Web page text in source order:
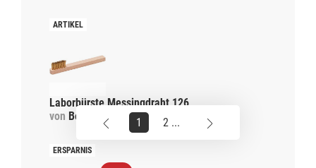
Laborbürste Messingdraht 126
von Becht 1 2 ...